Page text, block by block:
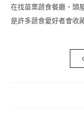
在找苗栗蔬食餐廳、頭
是許多蔬食愛好者會收